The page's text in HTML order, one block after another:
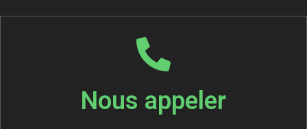
Nous appeler